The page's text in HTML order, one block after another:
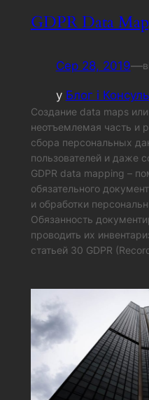
GDPR Data
Сер 28, 2019—
у Блог і
Создание data maps
неотъемлемая часть и
сбора персональных
пользователей и даже
GDPR data mapping –
обязательного
и обработки
Обязанность
проводить их
статьей 30 GDPR